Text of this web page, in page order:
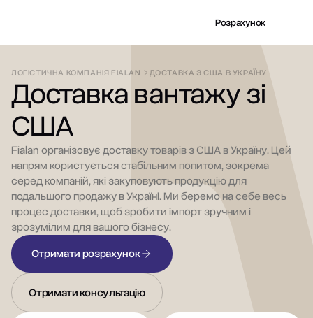
Розрахунок
ЛОГІСТИЧНА КОМПАНІЯ FIALAN ДОСТАВКА З США В УКРАЇНУ
Доставка вантажу зі
США
Fialan організовує доставку товарів з США в Україну. Цей
напрям користується стабільним попитом, зокрема
серед компаній, які закуповують продукцію для
подальшого продажу в Україні. Ми беремо на себе весь
процес доставки, щоб зробити імпорт зручним і
зрозумілим для вашого бізнесу.
Отримати розрахунок
Отримати консультацію